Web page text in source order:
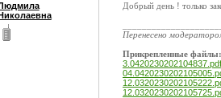
Добрый день ! только
Перенесено
Прикрепленные файлы:
3.0420230202104837.pdf